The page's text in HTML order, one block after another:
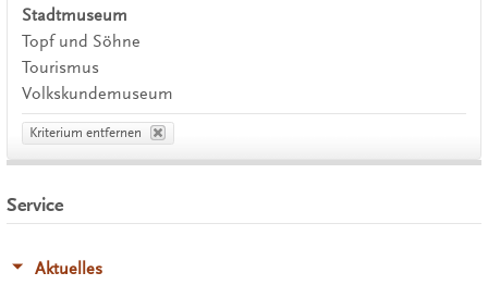
Stadtmuseum
Topf und Söhne
Tourismus
Volkskundemuseum
Kriterium entfernen
Service
Aktuelles